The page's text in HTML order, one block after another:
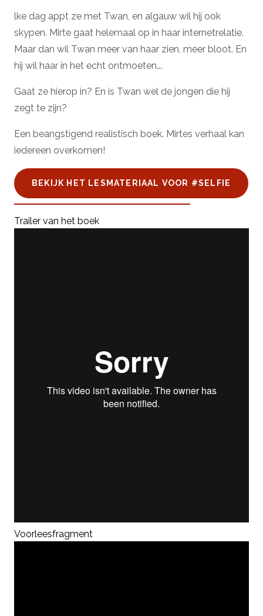
lke dag appt ze met Twan, en algauw wil hij ook
skypen. Mirte gaat helemaal op in haar internetrelatie.
Maar dan wil Twan meer van haar zien, meer bloot. En
hij wil haar in het echt ontmoeten….
Gaat ze hierop in? En is Twan wel de jongen die hij
zegt te zijn?
Een beangstigend realistisch boek. Mirtes verhaal kan
iedereen overkomen!
BEKIJK HET LESMATERIAAL VOOR #SELFIE
Trailer van het boek
Voorleesfragment